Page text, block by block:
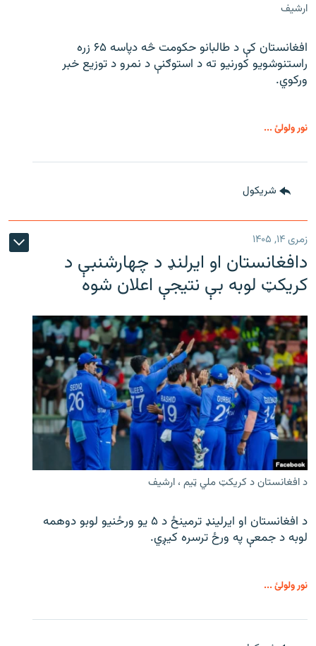
ارشیف
افغانستان کې د طالبانو حکومت څه دپاسه ۶۵ زره
راستنوشویو کورنیو ته د استوګنې د نمرو د توزیع خبر
ورکوي.
نور ولولئ ...
شريکول
زمری ۱۴, ۱۴۰۵
دافغانستان او ایرلنډ د چهارشنبې د
کریکټ لوبه بې نتیجې اعلان شوه
د افغانستان د کریکټ ملي ټیم ، ارشیف
د افغانستان او ایرلینډ ترمینځ د ۵ یو ورځنیو لوبو دوهمه
لوبه د جمعې په ورځ ترسره کیږي.
نور ولولئ ...